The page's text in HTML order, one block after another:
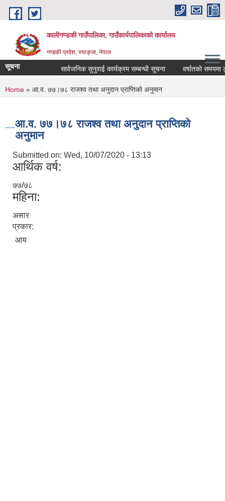
Skip to main content
कालीगण्डकी गाउँपालिका, गाउँकार्यपालिकाको कार्यालय
गण्डकी प्रदेश, स्याङ्जा, नेपाल
सूचना सार्वजनिक सुनुवाई कार्यक्रम सम्बन्धी सूचना वर्षातको समयमा
You are here
Home » आ.व. ७७।७८ राजश्व तथा अनुदान प्राप्तिको अनुमान
आ.व. ७७।७८ राजश्व तथा अनुदान प्राप्तिको
अनुमान
Submitted on: Wed, 10/07/2020 - 13:13
आर्थिक वर्ष:
७७/७८
महिना:
असार
प्रकार:
आय